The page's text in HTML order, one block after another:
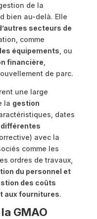
de la
bien au-delà. Elle
secteurs de
comme
équipements , ou
financière
de parc.
une large
la gestion
dates
avec la
comme les
ordres de travaux,
du personnel et
des coûts
aux fournitures.
GMAO